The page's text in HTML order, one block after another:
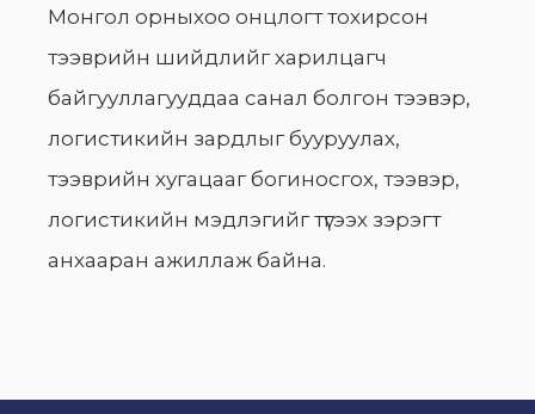
Монгол орныхоо онцлогт тохирсон
тээврийн шийдлийг харилцагч
байгууллагууддаа санал болгон тээвэр,
логистикийн зардлыг бууруулах,
тээврийн хугацааг богиносгох, тээвэр,
логистикийн мэдлэгийг түгээх зэрэгт
анхааран ажиллаж байна.